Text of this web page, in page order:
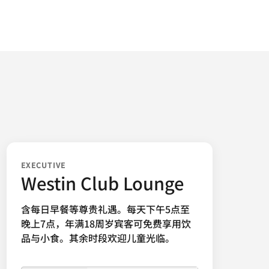
EXECUTIVE
Westin Club Lounge
含每日早餐等尊贵礼遇。每天下午5点至
晚上7点，年满18周岁宾客可免费享用饮
品与小食。其余时段欢迎儿童光临。